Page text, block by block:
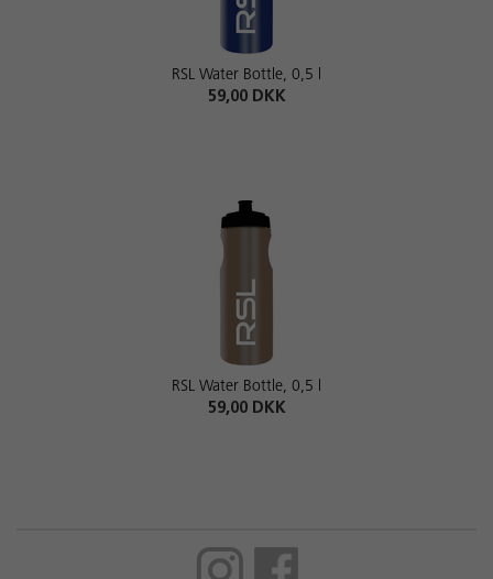
RSL Water Bottle, 0,5 l
59,00 DKK
RSL Water Bottle, 0,5 l
59,00 DKK